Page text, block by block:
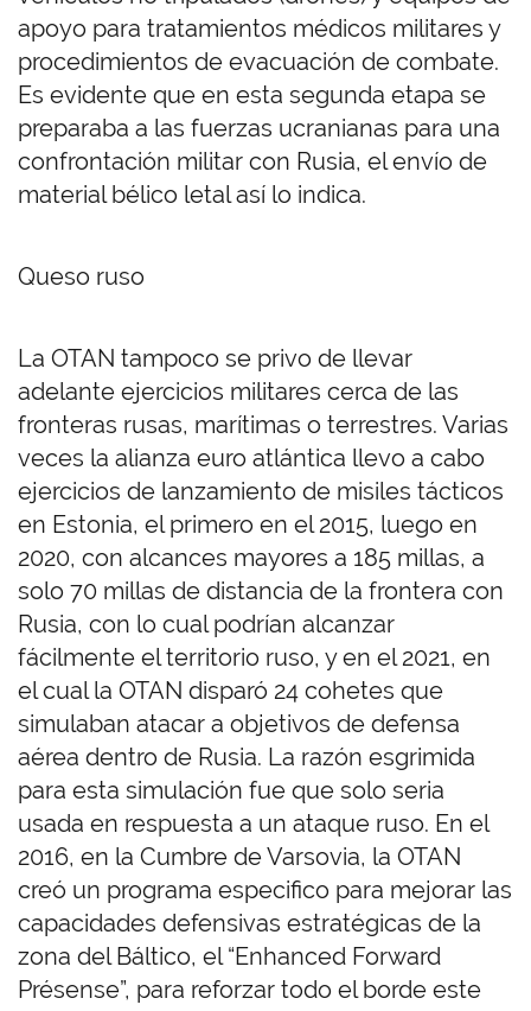
apoyo para tratamientos médicos militares y
procedimientos de evacuación de combate.
Es evidente que en esta segunda etapa se
preparaba a las fuerzas ucranianas para una
confrontación militar con Rusia, el envío de
material bélico letal así lo indica.
Queso ruso
La OTAN tampoco se privo de llevar
adelante ejercicios militares cerca de las
fronteras rusas, marítimas o terrestres. Varias
veces la alianza euro atlántica llevo a cabo
ejercicios de lanzamiento de misiles tácticos
en Estonia, el primero en el 2015, luego en
2020, con alcances mayores a 185 millas, a
solo 70 millas de distancia de la frontera con
Rusia, con lo cual podrían alcanzar
fácilmente el territorio ruso, y en el 2021, en
el cual la OTAN disparó 24 cohetes que
simulaban atacar a objetivos de defensa
aérea dentro de Rusia. La razón esgrimida
para esta simulación fue que solo seria
usada en respuesta a un ataque ruso. En el
2016, en la Cumbre de Varsovia, la OTAN
creó un programa especifico para mejorar las
capacidades defensivas estratégicas de la
zona del Báltico, el “Enhanced Forward
Présense”, para reforzar todo el borde este